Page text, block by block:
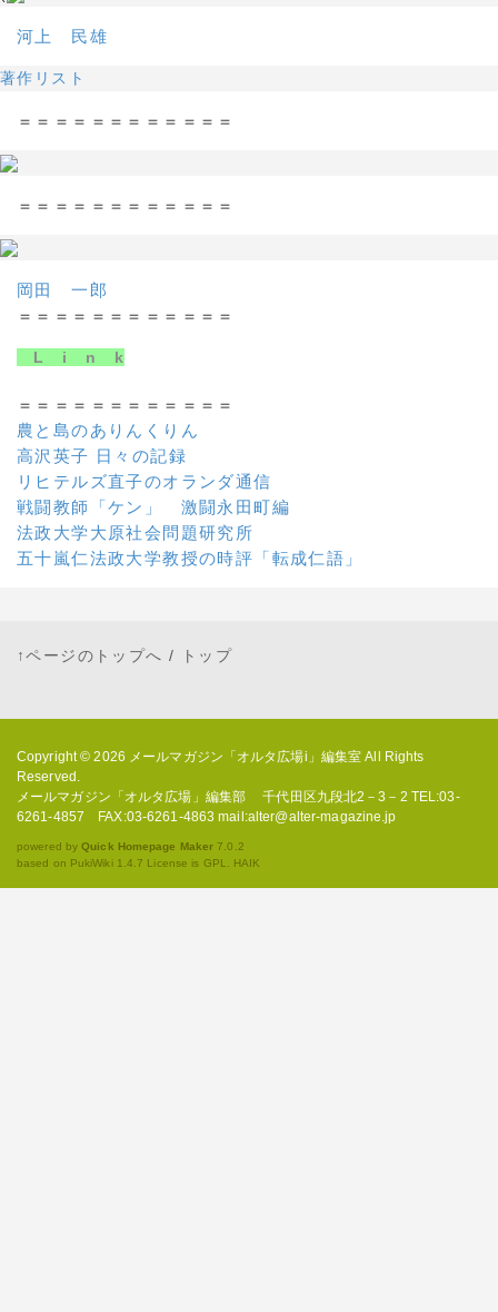
河上 民雄
著作リスト
＝＝＝＝＝＝＝＝＝＝＝＝
＝＝＝＝＝＝＝＝＝＝＝＝
岡田 一郎
＝＝＝＝＝＝＝＝＝＝＝＝
L i n k
＝＝＝＝＝＝＝＝＝＝＝＝
農と島のありんくりん
高沢英子 日々の記録
リヒテルズ直子のオランダ通信
戦闘教師「ケン」 激闘永田町編
法政大学大原社会問題研究所
五十嵐仁法政大学教授の時評「転成仁語」
↑ページのトップへ / トップ
Copyright © 2026 メールマガジン「オルタ広場i」編集室 All Rights
Reserved.
メールマガジン「オルタ広場」編集部 千代田区九段北2－3－2 TEL:03-
6261-4857 FAX:03-6261-4863 mail:alter@alter-magazine.jp
powered byQuick Homepage Maker 7.0.2
based on PukiWiki 1.4.7 License is GPL. HAIK